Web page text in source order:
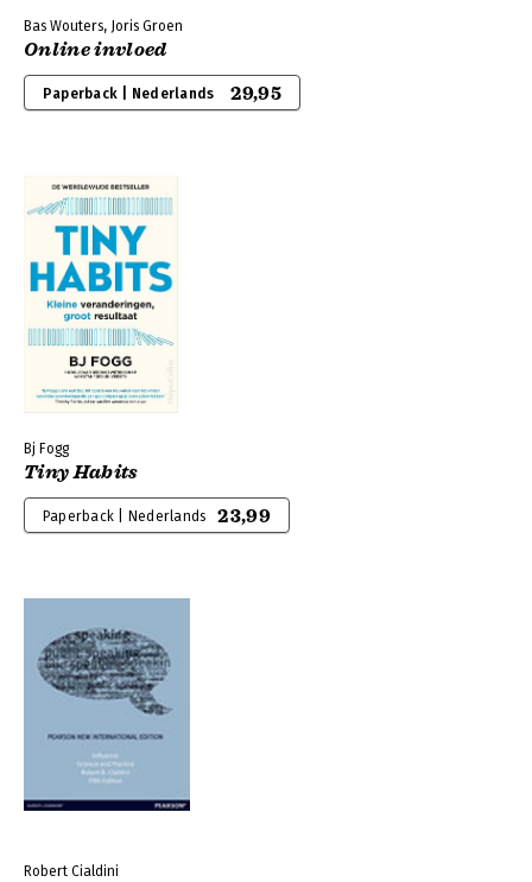
Bas Wouters, Joris Groen
Online invloed
Paperback | Nederlands 29,95
Bj Fogg
Tiny Habits
Paperback | Nederlands 23,99
Robert Cialdini